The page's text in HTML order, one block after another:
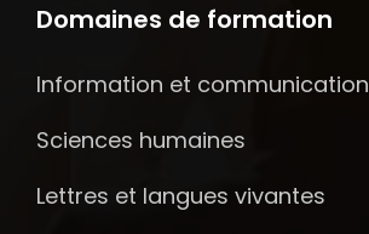
Domaines de formation
Information et communication
Sciences humaines
Lettres et langues vivantes